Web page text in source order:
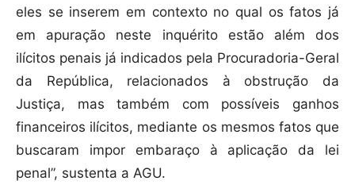
eles se inserem em contexto no qual os fatos já
em apuração neste inquérito estão além dos
ilícitos penais já indicados pela Procuradoria-Geral
da República, relacionados à obstrução da
Justiça, mas também com possíveis ganhos
financeiros ilícitos, mediante os mesmos fatos que
buscaram impor embaraço à aplicação da lei
penal”, sustenta a AGU.